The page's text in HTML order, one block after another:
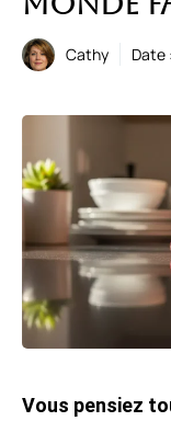
Cathy Date :
Vous pensiez